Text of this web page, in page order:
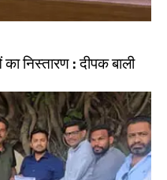
निस्तारण : दीपक बाली